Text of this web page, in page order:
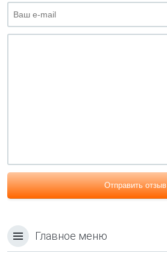
Отправить отзыв
Главное меню